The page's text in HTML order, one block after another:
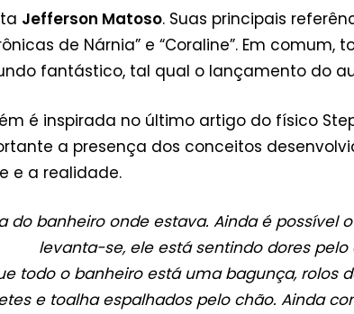
Jefferson Matoso. Suas principais
de Nárnia” e “Coraline”. Em comum,
fantástico, tal qual o lançamento do
é inspirada no último artigo do físico
a presença dos conceitos
e a realidade.
banheiro onde estava. Ainda é possível
levanta-se, ele está sentindo dores
todo o banheiro está uma bagunça, rolos
e toalha espalhados pelo chão. Ainda